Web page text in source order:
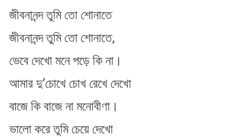
জীবনানন্দ তুমি তো শোনাতে
জীবনানন্দ তুমি তো শোনাতে,
ভেবে দেখো মনে পড়ে কি না।
আমার দু’চোখে চোখ রেখে দেখো
বাজে কি বাজে না মনোবীণা।
ভালো করে তুমি চেয়ে দেখো